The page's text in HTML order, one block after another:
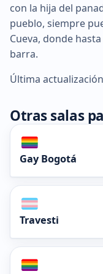
con la hija del
pueblo, siempre
Cueva, donde
barra.
Última
Otras salas
Gay Bogotá
Travesti